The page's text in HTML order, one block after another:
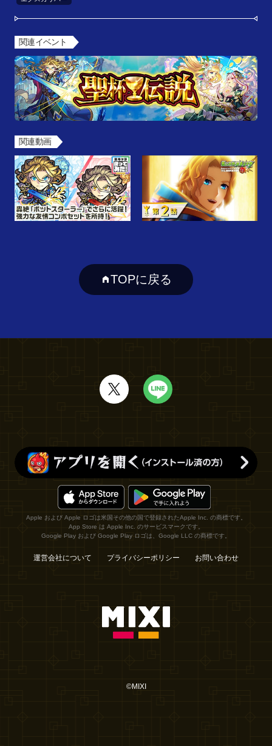
関連イベント
関連動画
TOPに戻る
Apple および Apple ロゴは米国その他の国で登録されたApple Inc. の商標です。
App Store は Apple Inc. のサービスマークです。
Google Play および Google Play ロゴは、Google LLC の商標です。
運営会社について プライバシーポリシー お問い合わせ
©MIXI